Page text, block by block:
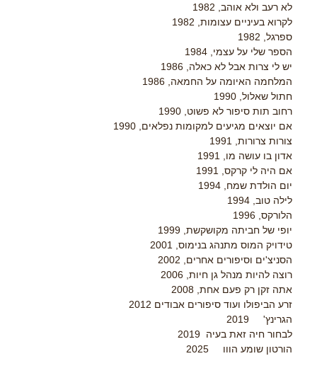
לא רעב ולא אוהב, 1982
לקרוא בעיניים עצומות, 1982
ספרגל, 1982
הספר שלי על עצמי, 1984
יש לי צרות אבל לא כאלה, 1986
המלחמה האיומה על החמאה, 1986
חתול שאלול, 1990
רחוב תות סיפור לא פשוט, 1990
אם יוצאים מגיעים למקומות נפלאים, 1990
צורות צרורות, 1991
אדון בו עושה מו, 1991
אם היה לי קרקס, 1991
יום הולדת שמח, 1994
לילה טוב, 1994
הלורקס, 1996
יופי של חביתה מקושקשת, 1999
טידויק המוס מתנהג בנימוס, 2001
הסניצ'ים וסיפורים אחרים, 2002
רוצה להיות מנהל גן חיות, 2006
אתה זקן רק פעם אחת, 2008
זרע הביפולו ועוד סיפורים אבודים 2012
הגרינץ' 2019
לבחור חיה זאת בעיה 2019
הורטון שומע הווו 2025